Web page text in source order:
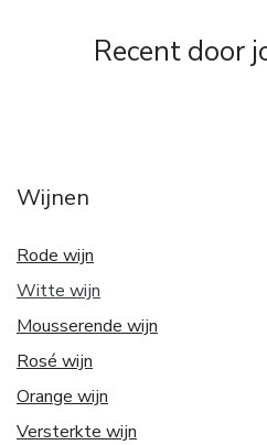
Recent door
Wijnen
Rode wijn
Witte wijn
Mousserende wijn
Rosé wijn
Orange wijn
Versterkte wijn